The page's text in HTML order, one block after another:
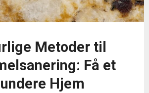
Metoder til
Få et
Hjem